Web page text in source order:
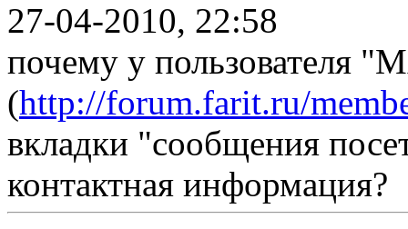
27-04-2010, 22:58
почему у
(http://forum.farit.ru/
вкладки "сообщения
контактная информация?